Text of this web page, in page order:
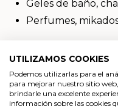
Geles de baño,
Perfumes,
las creaciones
Son unos colorantes
podremos darle
Este tipo de
Aceites y Mantecas
UTILIZAMOS COOKIES
Podemos utilizarlas para el
para mejorar nuestro sitio
brindarle una excelente
información sobre las cookies